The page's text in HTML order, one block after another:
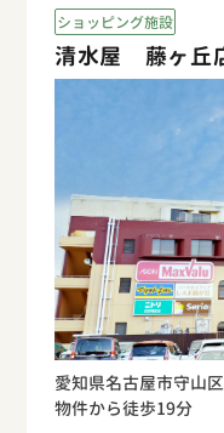
ショッピング施設
清水屋 藤ヶ丘
愛知県名古屋市守山
物件から徒歩19分